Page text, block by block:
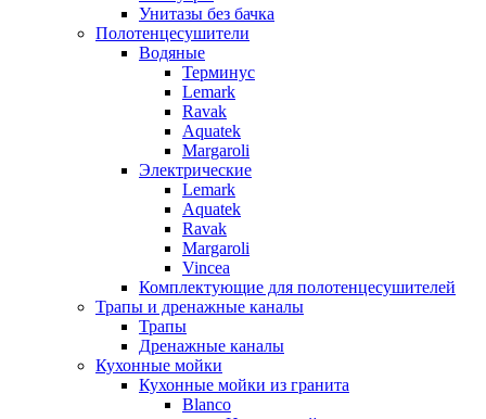
Унитазы без бачка
Полотенцесушители
Водяные
Терминус
Lemark
Ravak
Aquatek
Margaroli
Электрические
Lemark
Aquatek
Ravak
Margaroli
Vincea
Комплектующие для полотенцесушителей
Трапы и дренажные каналы
Трапы
Дренажные каналы
Кухонные мойки
Кухонные мойки из гранита
Blanco